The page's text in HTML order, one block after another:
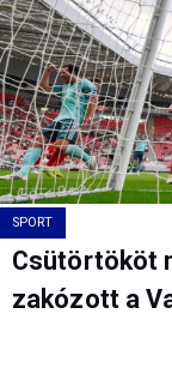
SPORT
Csütörtököt
zakózott a